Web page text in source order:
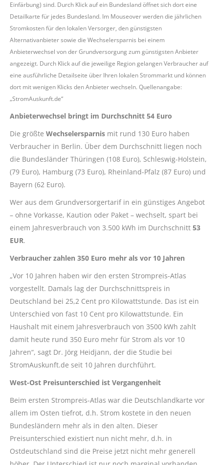
Einfärbung) sind. Durch Klick auf ein Bundesland öffnet sich dort eine
Detailkarte für jedes Bundesland. Im Mouseover werden die jährlichen
Stromkosten für den lokalen Versorger, den günstigsten
Alternativanbieter sowie die Wechselersparnis bei einem
Anbieterwechsel von der Grundversorgung zum günstigsten Anbieter
angezeigt. Durch Klick auf die jeweilige Region gelangen Verbraucher auf
eine ausführliche Detailseite über Ihren lokalen Strommarkt und können
dort mit wenigen Klicks den Anbieter wechseln. Quellenangabe:
„StromAuskunft.de“
Anbieterwechsel bringt im Durchschnitt 54 Euro
Die größte Wechselersparnis mit rund 130 Euro haben
Verbraucher in Berlin. Über dem Durchschnitt liegen noch
die Bundesländer Thüringen (108 Euro), Schleswig-Holstein,
(79 Euro), Hamburg (73 Euro), Rheinland-Pfalz (87 Euro) und
Bayern (62 Euro).
Wer aus dem Grundversorgertarif in ein günstiges Angebot
– ohne Vorkasse, Kaution oder Paket – wechselt, spart bei
einem Jahresverbrauch von 3.500 kWh im Durchschnitt 53
EUR.
Verbraucher zahlen 350 Euro mehr als vor 10 Jahren
„Vor 10 Jahren haben wir den ersten Strompreis-Atlas
vorgestellt. Damals lag der Durchschnittspreis in
Deutschland bei 25,2 Cent pro Kilowattstunde. Das ist ein
Unterschied von fast 10 Cent pro Kilowattstunde. Ein
Haushalt mit einem Jahresverbrauch von 3500 kWh zahlt
damit heute rund 350 Euro mehr für Strom als vor 10
Jahren“, sagt Dr. Jörg Heidjann, der die Studie bei
StromAuskunft.de seit 10 Jahren durchführt.
West-Ost Preisunterschied ist Vergangenheit
Beim ersten Strompreis-Atlas war die Deutschlandkarte vor
allem im Osten tiefrot, d.h. Strom kostete in den neuen
Bundesländern mehr als in den alten. Dieser
Preisunterschied existiert nun nicht mehr, d.h. in
Ostdeutschland sind die Preise jetzt nicht mehr generell